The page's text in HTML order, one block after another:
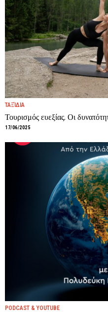
ΤΑΞΊΔΙΑ
Τουρισμός ευεξίας. Οι
17/06/2025
PODCAST & YOUTUBE